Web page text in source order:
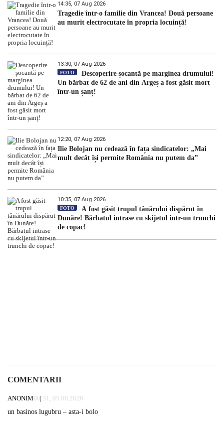
14:35, 07 Aug 2026
Tragedie într-o familie din Vrancea! Două persoane
au murit electrocutate în propria locuință!
13:30, 07 Aug 2026
FOTO
Descoperire șocantă pe marginea drumului!
Un bărbat de 62 de ani din Argeș a fost găsit mort
într-un șanț!
12:20, 07 Aug 2026
Ilie Bolojan nu cedează în fața sindicatelor: „Mai
mult decât își permite România nu putem da”
10:35, 07 Aug 2026
FOTO
A fost găsit trupul tânărului dispărut în
Dunăre! Bărbatul intrase cu skijetul într-un trunchi
de copac!
COMENTARII
ANONIM00:31, 05.06.2026
un basinos lugubru – asta-i bolo